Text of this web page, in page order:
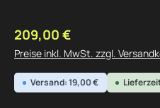
Regulärer Preis:
209,00 €
Preise inkl. MwSt. zzgl.
Versand: 19,00 €